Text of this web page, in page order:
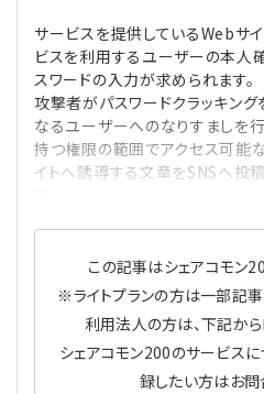
サービスを提供しているWebサ
ビスを利用するユーザーの本人
スワードの入力が求められます。
攻撃者がパスワードクラッキング
なるユーザーへのなりすましを
持つ権限の範囲でアクセス可能
イトへ誘導する文章をSNSへ投
この記事はシェアコモン
※ライトプランの方は一部記
利用法人の方は、下記から
シェアコモン200のサービスに
録したい方はお問